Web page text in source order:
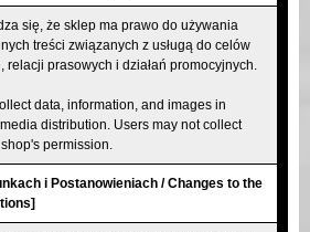
się, że sklep ma prawo do używania
treści związanych z usługą do celów
relacji prasowych i działań promocyjnych.
data, information, and images in
distribution. Users may not collect
permission.
i Postanowieniach / Changes to the